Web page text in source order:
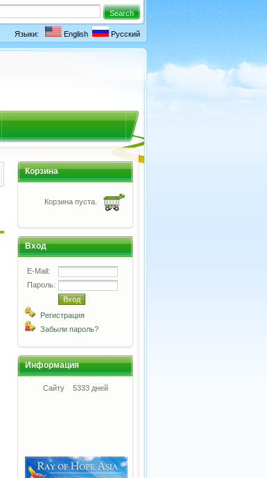
Языки: English Русский
Корзина
Корзина пуста.
Вход
E-Mail:
Пароль:
Регистрация
Забыли пароль?
Информация
Сайту 5333 дней